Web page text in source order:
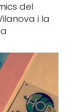
del
i la